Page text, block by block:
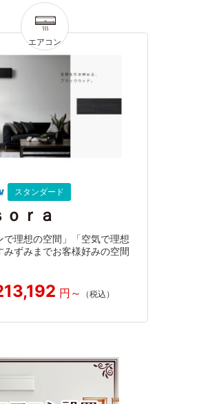
スタンダード
ｏｒａ
で理想の空間」「空気で理想
みずみまでお客様好みの空間